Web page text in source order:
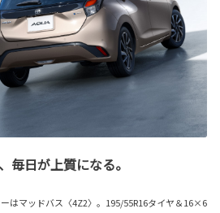
毎日が上質になる。
はマッドバス〈4Z2〉。195/55R16タイヤ＆16×6